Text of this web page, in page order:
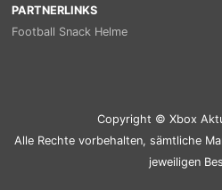
PARTNERLINKS
Football Snack Helme
Copyright © Xbox
Alle Rechte vorbehalten, sämtliche
jeweiligen